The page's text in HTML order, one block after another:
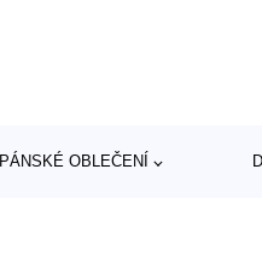
PÁNSKÉ OBLEČENÍ